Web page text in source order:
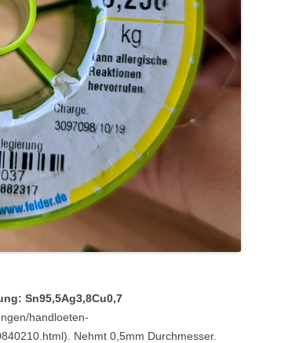
Sn95,5Ag3,8Cu0,7
handloeten-
Nehmt 0,5mm Durchmesser.